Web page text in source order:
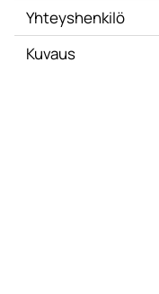
Yhteyshenkilö
Kuvaus